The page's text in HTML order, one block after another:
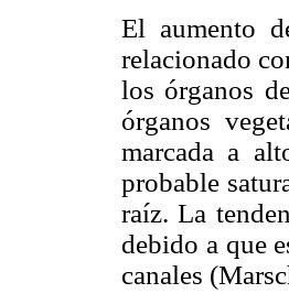
El aumento
relacionado
los órganos
órganos
marcada a
probable
raíz. La
debido a que
canales